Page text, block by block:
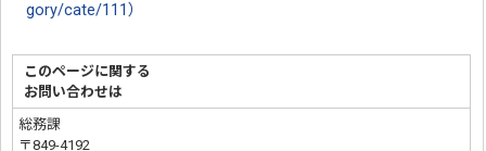
gory/cate/111）
このページに関する
お問い合わせは
総務課
〒849-4192